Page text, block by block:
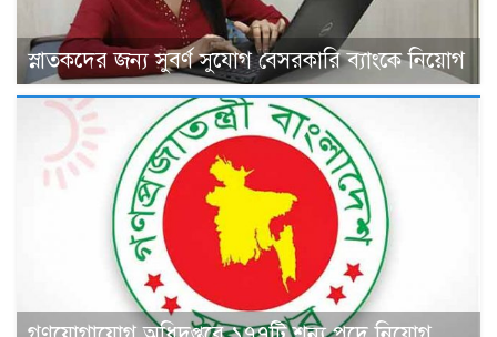
স্নাতকদের জন্য সুবর্ণ সুযোগ বেসরকারি ব্যাংকে নিয়োগ